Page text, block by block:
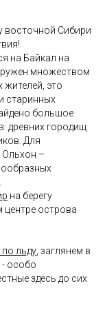
восточной Сибири
на Байкал на
множеством
жителей, это
старинных
большое
древних городищ
Для
–
на берегу
центре острова
льду, заглянем в
особо
здесь до сих